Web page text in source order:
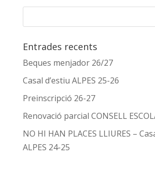
Entrades recents
Beques menjador 26/27
Casal d’estiu ALPES 25-26
Preinscripció 26-27
Renovació parcial CONSELL
NO HI HAN PLACES LLIURES –
ALPES 24-25